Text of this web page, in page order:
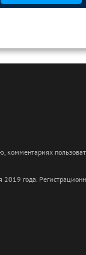
комментариях
2019 года.